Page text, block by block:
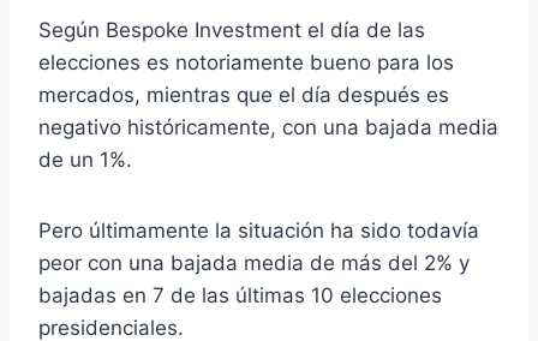
Según Bespoke Investment el día de las
elecciones es notoriamente bueno para los
mercados, mientras que el día después es
negativo históricamente, con una bajada media
de un 1%.
Pero últimamente la situación ha sido todavía
peor con una bajada media de más del 2% y
bajadas en 7 de las últimas 10 elecciones
presidenciales.